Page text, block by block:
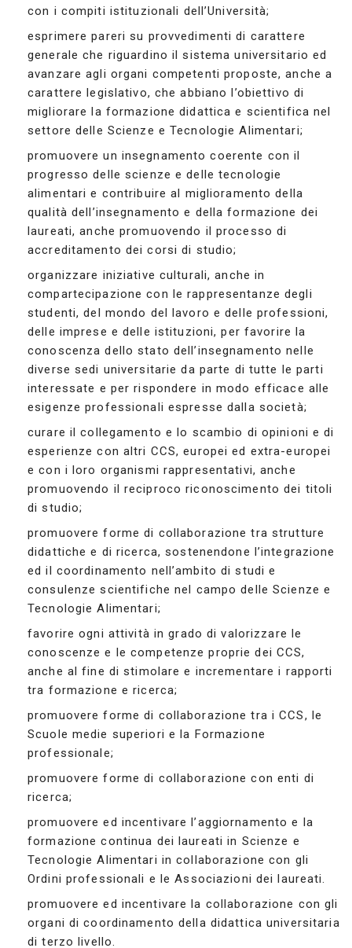
con i compiti istituzionali dell’Università;
esprimere pareri su provvedimenti di carattere
generale che riguardino il sistema universitario ed
avanzare agli organi competenti proposte, anche a
carattere legislativo, che abbiano l’obiettivo di
migliorare la formazione didattica e scientifica nel
settore delle Scienze e Tecnologie Alimentari;
promuovere un insegnamento coerente con il
progresso delle scienze e delle tecnologie
alimentari e contribuire al miglioramento della
qualità dell’insegnamento e della formazione dei
laureati, anche promuovendo il processo di
accreditamento dei corsi di studio;
organizzare iniziative culturali, anche in
compartecipazione con le rappresentanze degli
studenti, del mondo del lavoro e delle professioni,
delle imprese e delle istituzioni, per favorire la
conoscenza dello stato dell’insegnamento nelle
diverse sedi universitarie da parte di tutte le parti
interessate e per rispondere in modo efficace alle
esigenze professionali espresse dalla società;
curare il collegamento e lo scambio di opinioni e di
esperienze con altri CCS, europei ed extra-europei
e con i loro organismi rappresentativi, anche
promuovendo il reciproco riconoscimento dei titoli
di studio;
promuovere forme di collaborazione tra strutture
didattiche e di ricerca, sostenendone l’integrazione
ed il coordinamento nell’ambito di studi e
consulenze scientifiche nel campo delle Scienze e
Tecnologie Alimentari;
favorire ogni attività in grado di valorizzare le
conoscenze e le competenze proprie dei CCS,
anche al fine di stimolare e incrementare i rapporti
tra formazione e ricerca;
promuovere forme di collaborazione tra i CCS, le
Scuole medie superiori e la Formazione
professionale;
promuovere forme di collaborazione con enti di
ricerca;
promuovere ed incentivare l’aggiornamento e la
formazione continua dei laureati in Scienze e
Tecnologie Alimentari in collaborazione con gli
Ordini professionali e le Associazioni dei laureati.
promuovere ed incentivare la collaborazione con gli
organi di coordinamento della didattica universitaria
di terzo livello.